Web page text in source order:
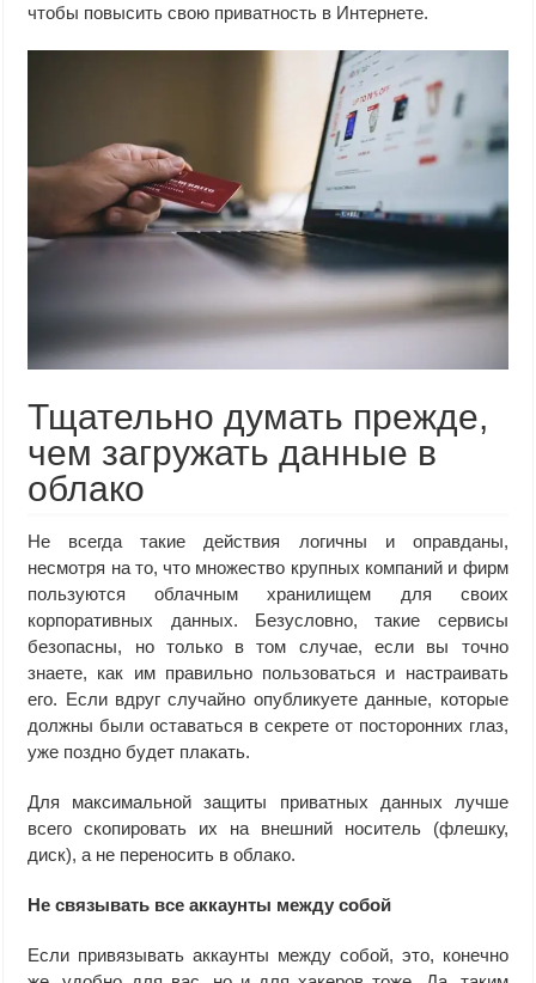
чтобы повысить свою приватность в Интернете.
Тщательно думать прежде,
чем загружать данные в
облако
Не всегда такие действия логичны и оправданы,
несмотря на то, что множество крупных компаний и фирм
пользуются облачным хранилищем для своих
корпоративных данных. Безусловно, такие сервисы
безопасны, но только в том случае, если вы точно
знаете, как им правильно пользоваться и настраивать
его. Если вдруг случайно опубликуете данные, которые
должны были оставаться в секрете от посторонних глаз,
уже поздно будет плакать.
Для максимальной защиты приватных данных лучше
всего скопировать их на внешний носитель (флешку,
диск), а не переносить в облако.
Не связывать все аккаунты между собой
Если привязывать аккаунты между собой, это, конечно